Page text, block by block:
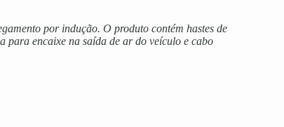
por indução. O produto contém hastes de
para encaixe na saída de ar do veículo e cabo